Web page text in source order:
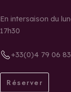
En intersaison du
17h30
+33(0)4 79 06
Réserver